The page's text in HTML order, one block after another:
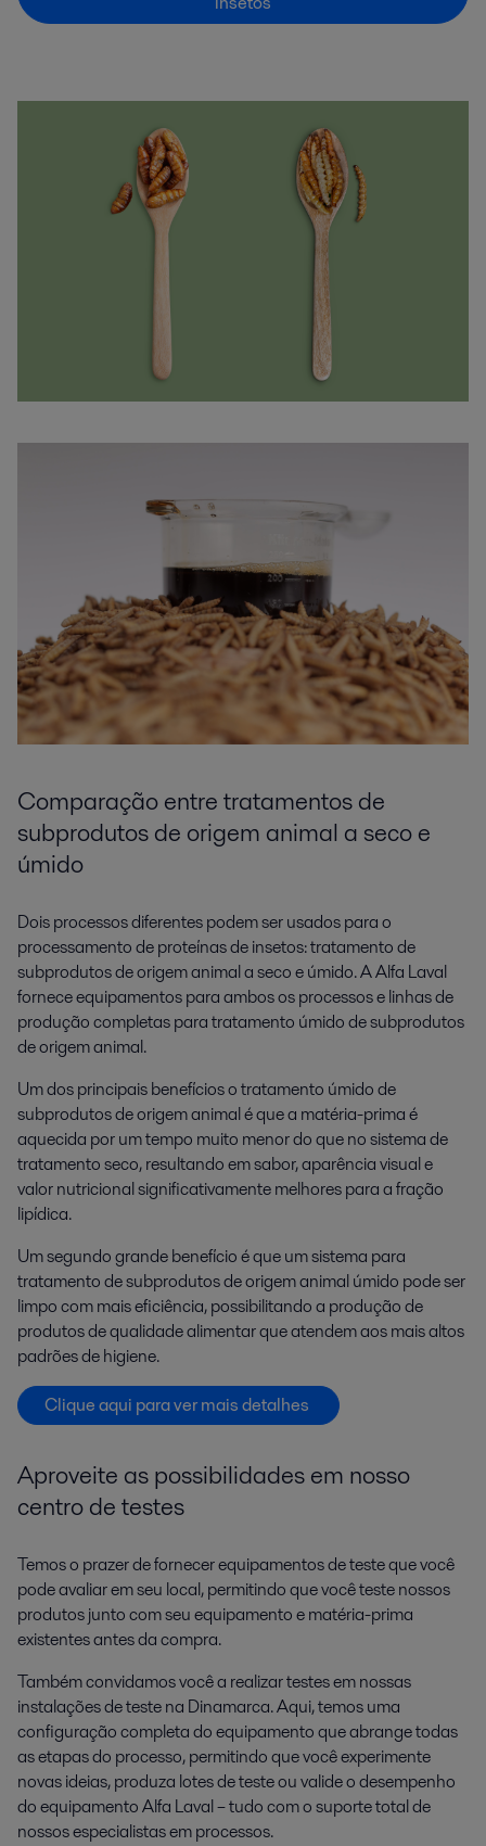
Comparação entre tratamentos de
subprodutos de origem animal a seco e
úmido
Dois processos diferentes podem ser usados para o
processamento de proteínas de insetos: tratamento de
subprodutos de origem animal a seco e úmido. A Alfa Laval
fornece equipamentos para ambos os processos e linhas de
produção completas para tratamento úmido de subprodutos
de origem animal.
Um dos principais benefícios o tratamento úmido de
subprodutos de origem animal é que a matéria-prima é
aquecida por um tempo muito menor do que no sistema de
tratamento seco, resultando em sabor, aparência visual e
valor nutricional significativamente melhores para a fração
lipídica.
Um segundo grande benefício é que um sistema para
tratamento de subprodutos de origem animal úmido pode ser
limpo com mais eficiência, possibilitando a produção de
produtos de qualidade alimentar que atendem aos mais altos
padrões de higiene.
Clique aqui para ver mais detalhes
Aproveite as possibilidades em nosso
centro de testes
Temos o prazer de fornecer equipamentos de teste que você
pode avaliar em seu local, permitindo que você teste nossos
produtos junto com seu equipamento e matéria-prima
existentes antes da compra.
Também convidamos você a realizar testes em nossas
instalações de teste na Dinamarca. Aqui, temos uma
configuração completa do equipamento que abrange todas
as etapas do processo, permitindo que você experimente
novas ideias, produza lotes de teste ou valide o desempenho
do equipamento Alfa Laval – tudo com o suporte total de
nossos especialistas em processos.